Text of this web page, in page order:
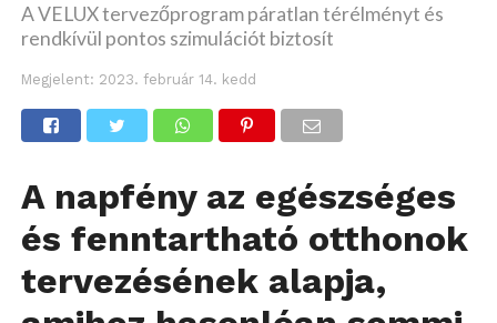
A VELUX tervezőprogram páratlan térélményt és
rendkívül pontos szimulációt biztosít
Megjelent: 2023. február 14. kedd
A napfény az egészséges
és fenntartható otthonok
tervezésének alapja,